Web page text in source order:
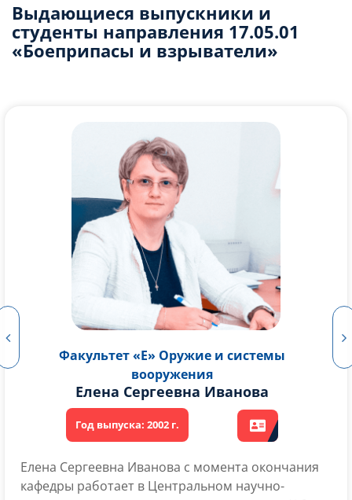
Выдающиеся выпускники и
студенты направления 17.05.01
«Боеприпасы и взрыватели»
Факультет «Е» Оружие и системы
вооружения
Александр Петрович Худилайнен
Александр Петрович Худилайнен начал свою
трудовую деятельность на Ленинградском